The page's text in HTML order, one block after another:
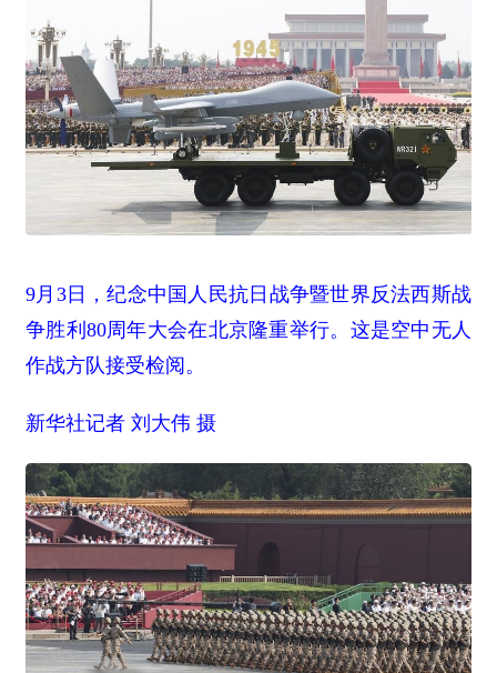
9月3日，纪念中国人民抗日战争暨世界反法西斯战
争胜利80周年大会在北京隆重举行。这是空中无人
作战方队接受检阅。
新华社记者 刘大伟 摄